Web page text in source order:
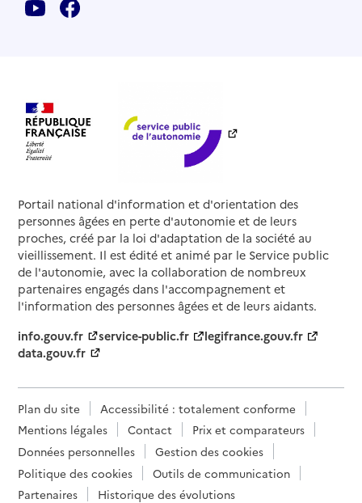
Portail national d'information et d'orientation des
personnes âgées en perte d'autonomie et de leurs
proches, créé par la loi d'adaptation de la société au
vieillissement. Il est édité et animé par le Service public
de l'autonomie, avec la collaboration de nombreux
partenaires engagés dans l'accompagnement et
l'information des personnes âgées et de leurs aidants.
info.gouv.fr
service-public.fr
legifrance.gouv.fr
data.gouv.fr
Plan du site
Accessibilité : totalement conforme
Mentions légales
Contact
Prix et comparateurs
Données personnelles
Gestion des cookies
Politique des cookies
Outils de communication
Partenaires
Historique des évolutions